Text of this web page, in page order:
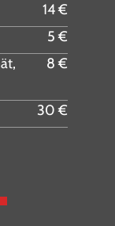
14 €
5 €
8 €
30 €